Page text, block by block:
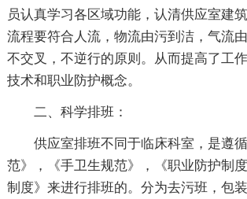
员认真学习各区域功能，认清供应室建
流程要符合人流，物流由污到洁，气流
不交叉，不逆行的原则。从而提高了工
技术和职业防护概念。
二、科学排班：
供应室排班不同于临床科室，是遵循
范》，《手卫生规范》，《职业防护制
制度》来进行排班的。分为去污班，包